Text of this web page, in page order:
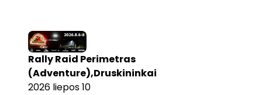
Rally Raid Perimetras
(Adventure),Druskininkai
2026 liepos 10